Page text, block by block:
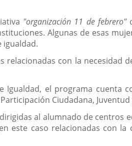
"organización 11 de febrero"
Algunas de esas
igualdad.
relacionadas con la
Igualdad, el programa cuenta
Ciudadana,
al alumnado de centros
este caso relacionadas con